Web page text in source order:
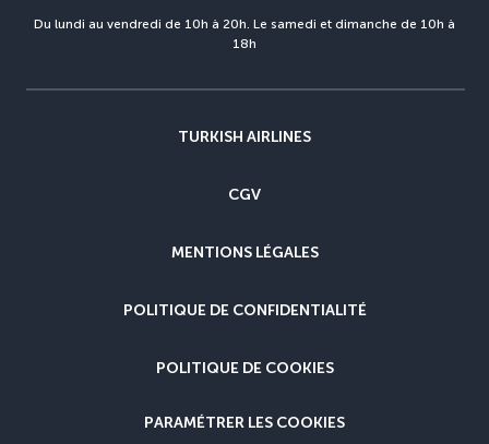
Du lundi au vendredi de 10h à 20h. Le samedi et dimanche de 10h à
18h
TURKISH AIRLINES
CGV
MENTIONS LÉGALES
POLITIQUE DE CONFIDENTIALITÉ
POLITIQUE DE COOKIES
PARAMÉTRER LES COOKIES